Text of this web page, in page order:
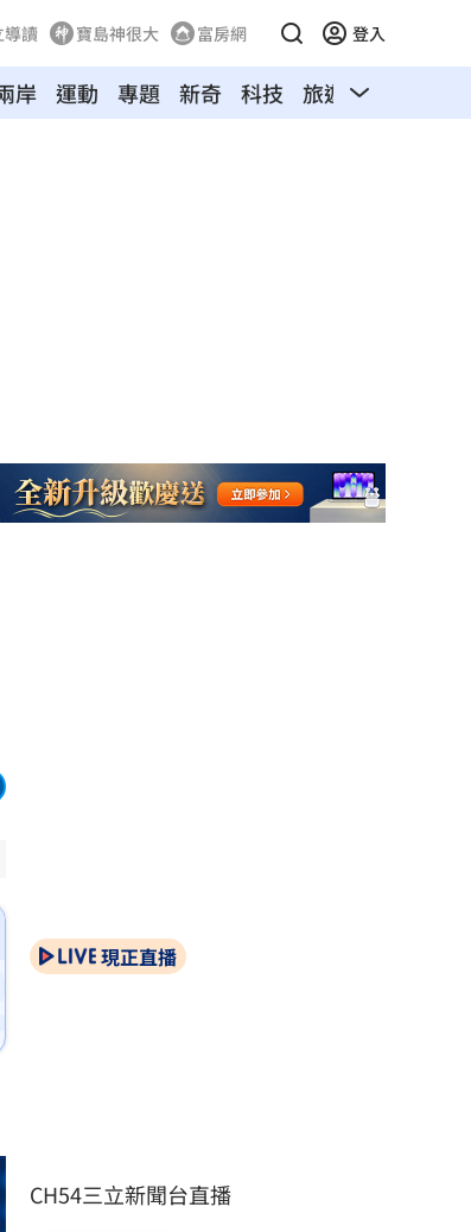
導讀 寶島神很大 富房網 登入
岸 運動 專題 新奇 科技 旅遊 汽車
現正直播
CH54三立新聞台直播